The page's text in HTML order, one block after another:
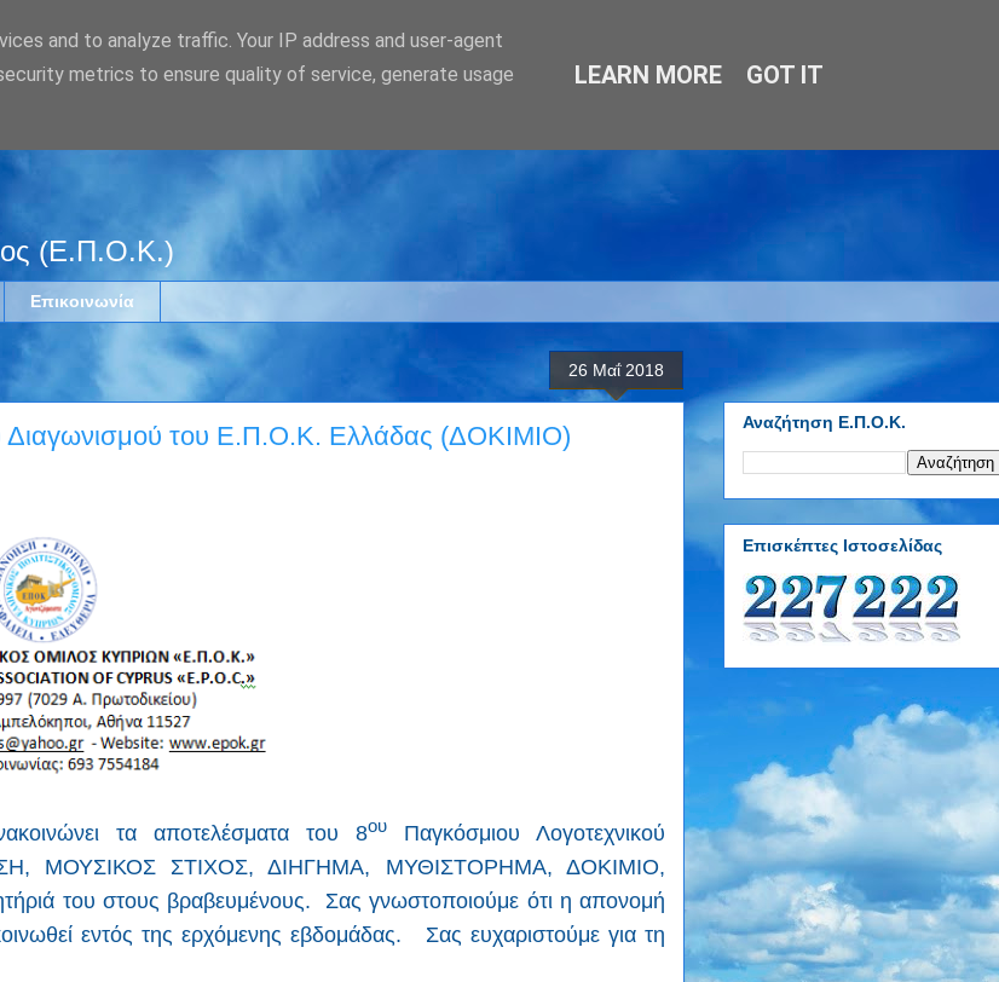
(Ε.Π.Ο.Κ.)
Επικοινωνία
26 Μαΐ 2018
Διαγωνισμού του Ε.Π.Ο.Κ. Ελλάδας (ΔΟΚΙΜΙΟ)
τα αποτελέσματα του 8ου Παγκόσμιου Λογοτεχνικού
ΜΟΥΣΙΚΟΣ ΣΤΙΧΟΣ, ΔΙΗΓΗΜΑ, ΜΥΘΙΣΤΟΡΗΜΑ, ΔΟΚΙΜΙΟ,
του στους βραβευμένους. Σας γνωστοποιούμε ότι η απονομή
εντός της ερχόμενης εβδομάδας. Σας ευχαριστούμε για τη
Αναζήτηση Ε.Π.Ο.Κ.
Επισκέπτες Ιστοσελίδας
and to analyze traffic. Your IP address and user-agent
metrics to ensure quality of service, generate usage
LEARN MORE GOT IT